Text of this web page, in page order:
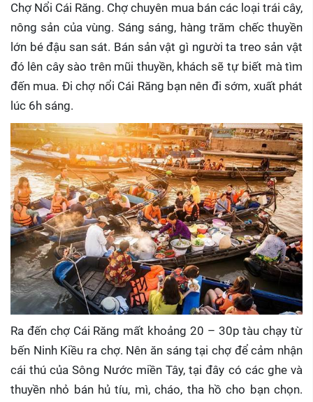
Chợ Nổi Cái Răng. Chợ chuyên mua bán các loại trái cây,
nông sản của vùng. Sáng sáng, hàng trăm chếc thuyền
lớn bé đậu san sát. Bán sản vật gì người ta treo sản vật
đó lên cây sào trên mũi thuyền, khách sẽ tự biết mà tìm
đến mua. Đi chợ nổi Cái Răng bạn nên đi sớm, xuất phát
lúc 6h sáng.
Ra đến chợ Cái Răng mất khoảng 20 – 30p tàu chạy từ
bến Ninh Kiều ra chợ. Nên ăn sáng tại chợ để cảm nhận
cái thú của Sông Nước miền Tây, tại đây có các ghe và
thuyền nhỏ bán hủ tíu, mì, cháo, tha hồ cho bạn chọn.